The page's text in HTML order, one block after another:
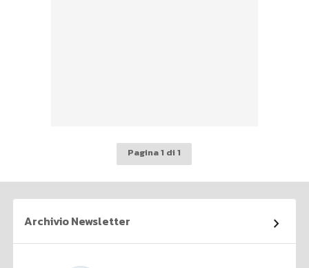
Pagina 1 di 1
Archivio Newsletter